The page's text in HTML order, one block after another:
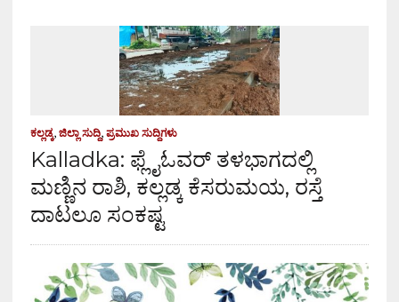
ಕಲ್ಲಡ್ಕ, ಜಿಲ್ಲಾ ಸುದ್ದಿ, ಪ್ರಮುಖ ಸುದ್ದಿಗಳು
Kalladka: ಫ್ಲೈಓವರ್ ತಳಭಾಗದಲ್ಲಿ
ಮಣ್ಣಿನ ರಾಶಿ, ಕಲ್ಲಡ್ಕ ಕೆಸರುಮಯ, ರಸ್ತೆ
ದಾಟಲೂ ಸಂಕಷ್ಟ